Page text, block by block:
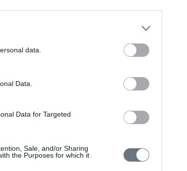
data.
Data.
Data for Targeted
Sale, and/or Sharing
the Purposes for which it
Δ.Σ. ΕΛΙΣΜΕ,
(ΣΔΑΕ)
Σύνδεσμο Αφυπηρεσάντων Διπλωματικών (ΣΔΑΕ)